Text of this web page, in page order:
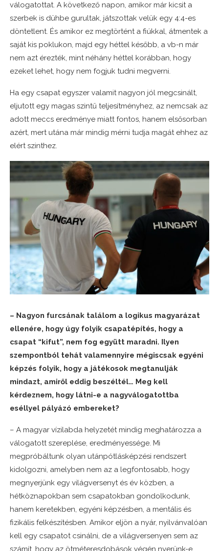
válogatottat. A következő napon, amikor már kicsit a
szerbek is dühbe gurultak, játszottak velük egy 4:4-es
döntetlent. És amikor ez megtörtént a fiúkkal, átmentek a
saját kis poklukon, majd egy héttel később, a vb-n már
nem azt érezték, mint néhány héttel korábban, hogy
ezeket lehet, hogy nem fogjuk tudni megverni.
Ha egy csapat egyszer valamit nagyon jól megcsinált,
eljutott egy magas szintű teljesítményhez, az nemcsak az
adott meccs eredménye miatt fontos, hanem elsősorban
azért, mert utána már mindig mérni tudja magát ehhez az
elért szinthez.
– Nagyon furcsának találom a logikus magyarázat
ellenére, hogy úgy folyik csapatépítés, hogy a
csapat “kifut”, nem fog együtt maradni. Ilyen
szempontból tehát valamennyire mégiscsak egyéni
képzés folyik, hogy a játékosok megtanulják
mindazt, amiről eddig beszéltél… Meg kell
kérdeznem, hogy látni-e a nagyválogatottba
eséllyel pályázó embereket?
– A magyar vízilabda helyzetét mindig meghatározza a
válogatott szereplése, eredményessége. Mi
megpróbáltunk olyan utánpótlásképzési rendszert
kidolgozni, amelyben nem az a legfontosabb, hogy
megnyerjünk egy világversenyt és év közben, a
hétköznapokban sem csapatokban gondolkodunk,
hanem keretekben, egyéni képzésben, a mentális és
fizikális felkészítésben. Amikor eljön a nyár, nyilvánvalóan
kell egy csapatot csinálni, de a világversenyen sem az
számít, hogy az ötméteresdobások végén nyerünk-e